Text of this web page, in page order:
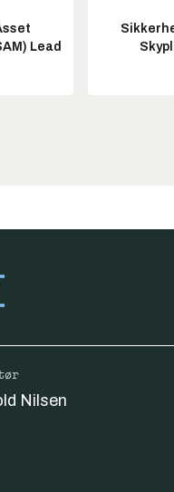
Lead
Nilsen